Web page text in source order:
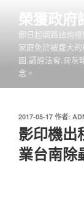
榮獲政府
即日起網路諮詢
家庭免於被龐大
園,誦經法會,骨灰
念。
發
佈
於
2017-05-17 作者:
影印機出
業台南除